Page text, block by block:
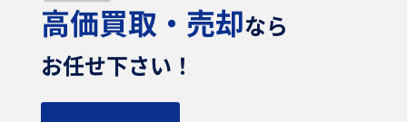
高価買取・売却なら
お任せ下さい！